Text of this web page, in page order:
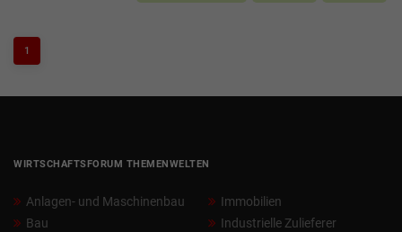
1
WIRTSCHAFTSFORUM THEMENWELTEN
Anlagen- und Maschinenbau
Bau
Immobilien
Industrielle Zulieferer